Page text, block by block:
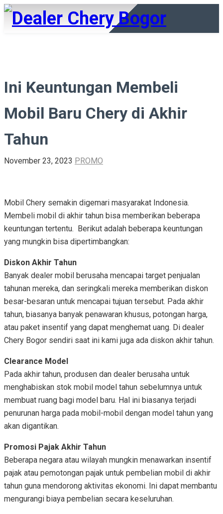
Ini Keuntungan Membeli
Mobil Baru Chery di Akhir
Tahun
November 23, 2023 PROMO
Mobil Chery semakin digemari masyarakat Indonesia.
Membeli mobil di akhir tahun bisa memberikan beberapa
keuntungan tertentu. Berikut adalah beberapa keuntungan
yang mungkin bisa dipertimbangkan:
Diskon Akhir Tahun
Banyak dealer mobil berusaha mencapai target penjualan
tahunan mereka, dan seringkali mereka memberikan diskon
besar-besaran untuk mencapai tujuan tersebut. Pada akhir
tahun, biasanya banyak penawaran khusus, potongan harga,
atau paket insentif yang dapat menghemat uang. Di dealer
Chery Bogor sendiri saat ini kami juga ada diskon akhir tahun.
Clearance Model
Pada akhir tahun, produsen dan dealer berusaha untuk
menghabiskan stok mobil model tahun sebelumnya untuk
membuat ruang bagi model baru. Hal ini biasanya terjadi
penurunan harga pada mobil-mobil dengan model tahun yang
akan digantikan.
Promosi Pajak Akhir Tahun
Beberapa negara atau wilayah mungkin menawarkan insentif
pajak atau pemotongan pajak untuk pembelian mobil di akhir
tahun guna mendorong aktivitas ekonomi. Ini dapat membantu
mengurangi biaya pembelian secara keseluruhan.